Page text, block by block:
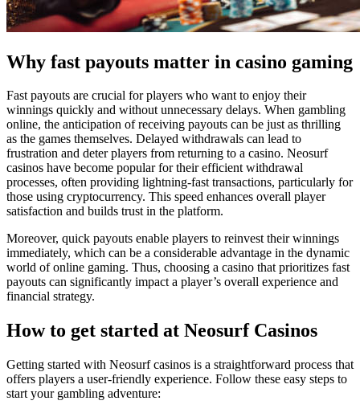
Why fast payouts matter in casino gaming
Fast payouts are crucial for players who want to enjoy their
winnings quickly and without unnecessary delays. When gambling
online, the anticipation of receiving payouts can be just as thrilling
as the games themselves. Delayed withdrawals can lead to
frustration and deter players from returning to a casino. Neosurf
casinos have become popular for their efficient withdrawal
processes, often providing lightning-fast transactions, particularly for
those using cryptocurrency. This speed enhances overall player
satisfaction and builds trust in the platform.
Moreover, quick payouts enable players to reinvest their winnings
immediately, which can be a considerable advantage in the dynamic
world of online gaming. Thus, choosing a casino that prioritizes fast
payouts can significantly impact a player’s overall experience and
financial strategy.
How to get started at Neosurf Casinos
Getting started with Neosurf casinos is a straightforward process that
offers players a user-friendly experience. Follow these easy steps to
start your gambling adventure: